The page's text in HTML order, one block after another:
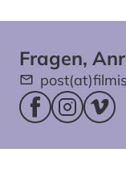
Fragen,